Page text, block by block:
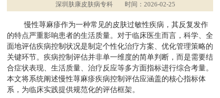
深圳肤康皮肤病专科 时间：2026-02-25
慢性荨麻疹作为一种常见的皮肤过敏性疾病，其反复发作
的特点严重影响患者的生活质量。对于临床医生而言，科学、全
面地评估疾病控制状况是制定个性化治疗方案、优化管理策略的
关键环节。疾病控制评估并非单一维度的简单判断，而是需要结
合症状表现、生活质量、治疗反应等多方面指标进行综合考量。
本文将系统阐述慢性荨麻疹疾病控制评估应涵盖的核心指标体
系，为临床实践提供规范化的评估框架。